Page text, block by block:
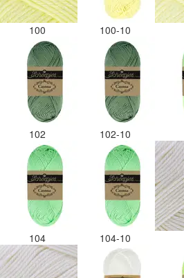
100 100-10
102 102-10
104 104-10